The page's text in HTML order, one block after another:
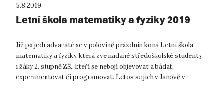
5.8.2019
Letní škola matematiky a fyziky 2019
Již po jednadvacáté se v polovině prázdnin koná Letní škola
matematiky a fyziky, která zve nadané středoškolské studenty
i žáky 2. stupně ZŠ,, kteří se nebojí objevovat a bádat,
experimentovat či programovat. Letos se jich v Janově v